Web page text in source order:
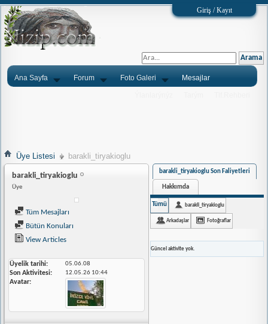
Giriş / Kayıt
Ana Sayfa Forum Foto Galeri Mesajlar
Üye Listesi barakli_tiryakioglu
barakli_tiryakioglu
Üye
Tüm Mesajları
Bütün Konuları
View Articles
Üyelik tarihi 05.06.08
Son Aktivitesi 12.05.26 10:44
Avatar
barakli_tiryakioglu Son Faliyetleri
Hakkımda
Tümü barakli_tiryakioglu
Arkadaşlar Fotoğraflar
Güncel aktivite yok.